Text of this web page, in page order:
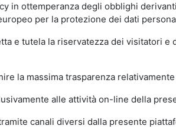
in ottemperanza degli obblighi
per la protezione dei dati
e tutela la riservatezza dei visitatori
la massima trasparenza
alle attività on-line della
canali diversi dalla presente